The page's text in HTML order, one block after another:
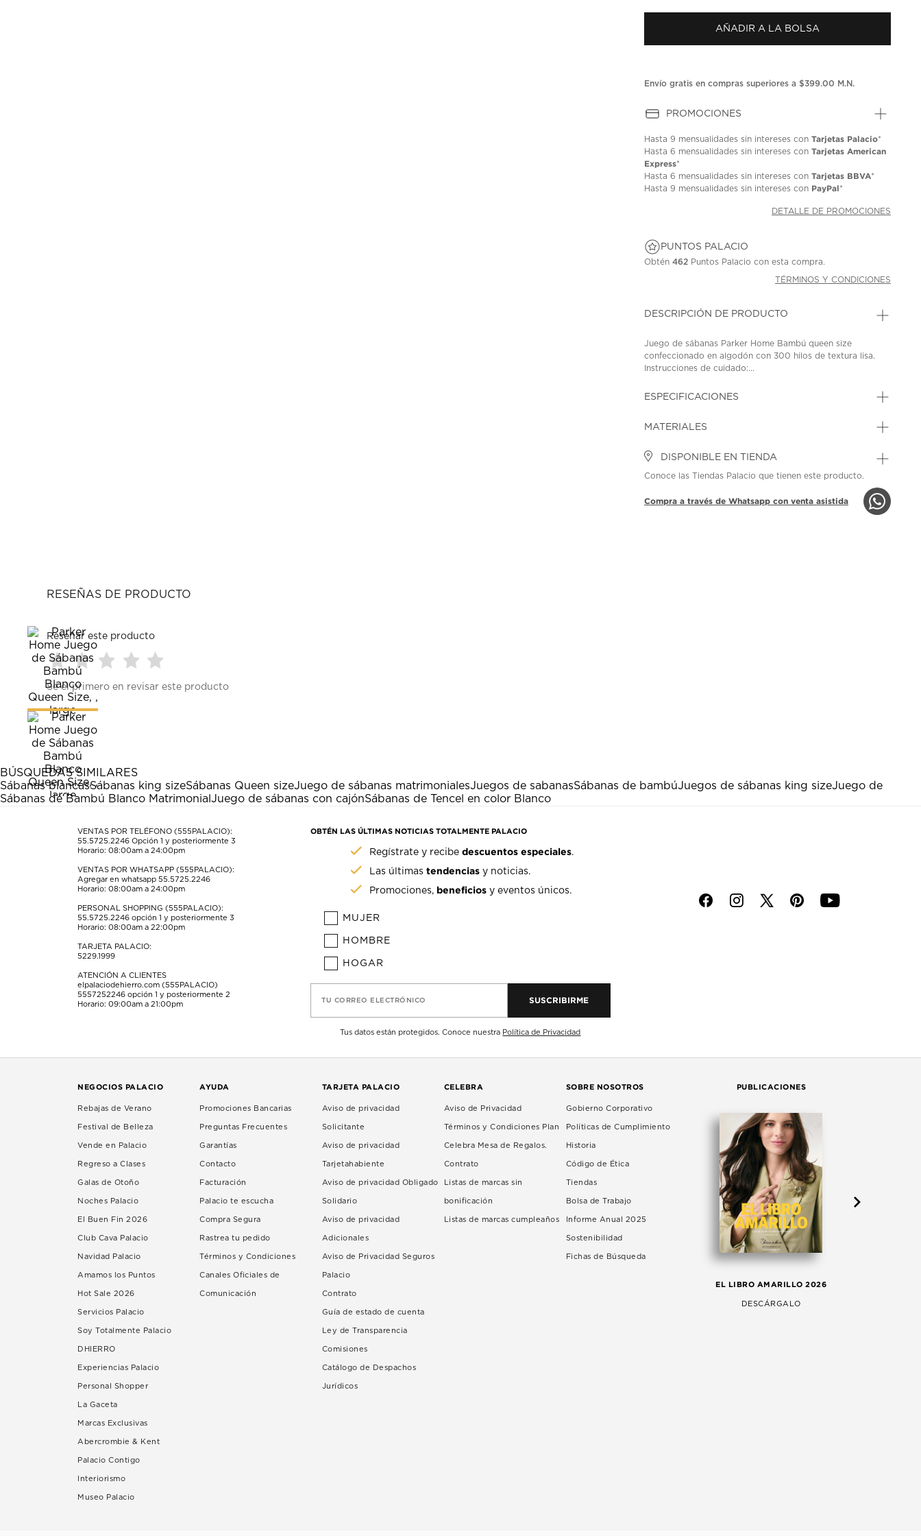
puntuación.
en
la
AÑADIR A LA BOLSA
Envío gratis en compras superiores a $399.00 M.N.
PROMOCIONES
Hasta9 mensualidades sin intereses conTarjetas Palacio*
Hasta6 mensualidades sin intereses conTarjetas American
Express*
Hasta6 mensualidades sin intereses conTarjetas BBVA*
Hasta9 mensualidades sin intereses con PayPal*
DETALLE DE PROMOCIONES
PUNTOS PALACIO
Obtén462 Puntos Palacio con esta compra.
TÉRMINOS Y CONDICIONES
DESCRIPCIÓN DE PRODUCTO
Juego de sábanas Parker Home Bambú queen size
confeccionado en algodón con 300 hilos de textura lisa.
Instrucciones de cuidado:...
ESPECIFICACIONES
MATERIALES
DISPONIBLE EN TIENDA
Conoce las Tiendas Palacio que tienen este producto.
Compra a través de Whatsapp con venta asistida
RESEÑAS DE PRODUCTO
Reseñar este producto
Seleccionar
para
calificar
el
artículo
con
1
estrella
Esta
acción
abrirá
formulario
Seleccionar
para
calificar
el
artículo
con
2
estrellas.
Esta
acción
abrirá
formulario
de
para
calificar
el
artículo
estrellas.
Esta
acción
abrirá
formulario
de
para
estrellas.
Esta
acción
abrirá
formulario
de
para
Esta
acción
abrirá
formulario
de
envío.
Sé el primero en revisar este producto
BÚSQUEDAS SIMILARES
Sábanas blancasSábanas king sizeSábanas Queen sizeJuego de sábanas matrimonialesJuegos de sabanasSábanas de bambúJuegos de sábanas king sizeJuego de
Sábanas de Bambú Blanco Matrimonial Juego de sábanas con cajónSábanas de Tencel en color Blanco
VENTAS POR TELÉFONO (555PALACIO):
55.5725.2246 Opción 1 y posteriormente 3
Horario: 08:00am a 24:00pm
VENTAS POR WHATSAPP (555PALACIO):
Agregar en whatsapp 55.5725.2246
Horario: 08:00am a 24:00pm
PERSONAL SHOPPING (555PALACIO):
55.5725.2246 opción 1 y posteriormente 3
Horario: 08:00am a 22:00pm
TARJETA PALACIO:
5229.1999
ATENCIÓN A CLIENTES
elpalaciodehierro.com (555PALACIO)
5557252246 opción 1 y posteriormente 2
Horario: 09:00am a 21:00pm
OBTÉN LAS ÚLTIMAS NOTICIAS TOTALMENTE PALACIO
Regístrate y recibedescuentos especiales.
Las últimastendencias y noticias.
Promociones, beneficios y eventos únicos.
MUJER
HOMBRE
HOGAR
TU CORREO ELECTRÓNICO SUSCRIBIRME
Tus datos están protegidos. Conoce nuestra Política de Privacidad
f i p y
NEGOCIOS PALACIO
Rebajas de Verano
Festival de Belleza
Vende en Palacio
Regreso a Clases
Galas de Otoño
Noches Palacio
El Buen Fin 2026
Club Cava Palacio
Navidad Palacio
Amamos los Puntos
Hot Sale 2026
Servicios Palacio
Soy Totalmente Palacio
DHIERRO
Experiencias Palacio
Personal Shopper
La Gaceta
Marcas Exclusivas
Abercrombie & Kent
Palacio Contigo
Interiorismo
Museo Palacio
AYUDA
Promociones Bancarias
Preguntas Frecuentes
Garantías
Contacto
Facturación
Palacio te escucha
Compra Segura
Rastrea tu pedido
Términos y Condiciones
Canales Oficiales de
Comunicación
TARJETA PALACIO
Aviso de privacidad
Solicitante
Aviso de privacidad
Tarjetahabiente
Aviso de privacidad Obligado
Solidario
Aviso de privacidad
Adicionales
Aviso de Privacidad Seguros
Palacio
Contrato
Guía de estado de cuenta
Ley de Transparencia
Comisiones
Catálogo de Despachos
Jurídicos
CELEBRA
Aviso de Privacidad
Términos y Condiciones Plan
Celebra Mesa de Regalos.
Contrato
Listas de marcas sin
bonificación
Listas de marcas cumpleaños
SOBRE NOSOTROS
Gobierno Corporativo
Políticas de Cumplimiento
Historia
Código de Ética
Tiendas
Bolsa de Trabajo
Informe Anual 2025
Sostenibilidad
Fichas de Búsqueda
PUBLICACIONES
EL LIBRO AMARILLO 2026
DESCÁRGALO